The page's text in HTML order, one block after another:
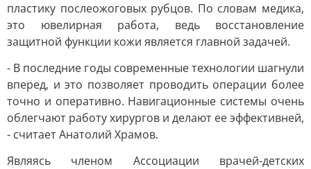
пластику послеожоговых рубцов. По словам медика,
это ювелирная работа, ведь восстановление
защитной функции кожи является главной задачей.
- В последние годы современные технологии шагнули
вперед, и это позволяет проводить операции более
точно и оперативно. Навигационные системы очень
облегчают работу хирургов и делают ее эффективней,
- считает Анатолий Храмов.
Являясь членом Ассоциации врачей-детских